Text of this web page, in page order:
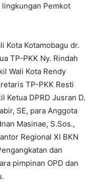
Pemkot
Kota Kotamobagu dr.
TP-PKK Ny. Rindah
Wali Kota Rendy
TP-PKK Resti
Ketua DPRD Jusran D.
SE, para Anggota
Masinae, S.Sos.,
Regional XI BKN
dan
pimpinan OPD dan